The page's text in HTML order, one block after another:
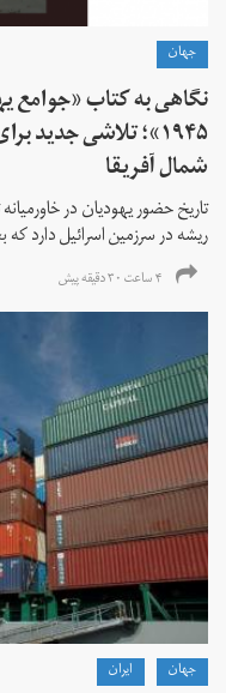
جهان
نگاهی به کتاب «جوامع
۱۹۴۵»؛ تلاشی جدید
شمال آفریقا
تاریخ حضور یهودیان در
ریشه در سرزمین اسرائیل دارد
۴ ساعت ۳۰ دقیقه پیش
جهان ايران